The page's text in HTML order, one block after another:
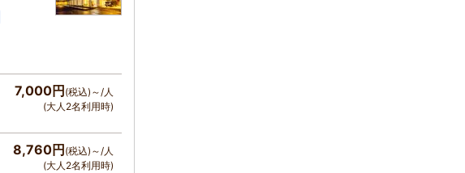
7,000円 (税込)～/人
(大人2名利用時)
8,760円 (税込)～/人
(大人2名利用時)